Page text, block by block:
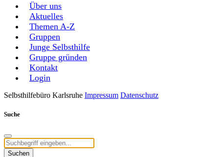
Über uns
Aktuelles
Themen A-Z
Gruppen
Junge Selbsthilfe
Gruppe gründen
Kontakt
Login
Selbsthilfebüro Karlsruhe Impressum Datenschutz
Suche
Suchen